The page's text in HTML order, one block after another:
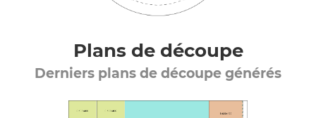
Plans de découpe
Derniers plans de découpe générés